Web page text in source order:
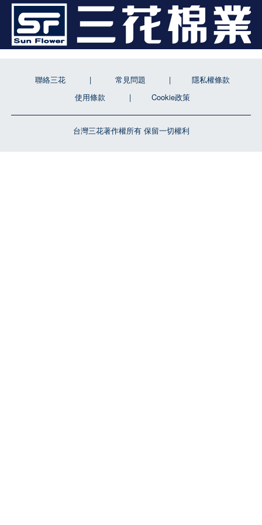
台灣三花著作權所有 保留一切權利
聯絡三花 常見問題
隱私權條款
使用條款
Cookie政策